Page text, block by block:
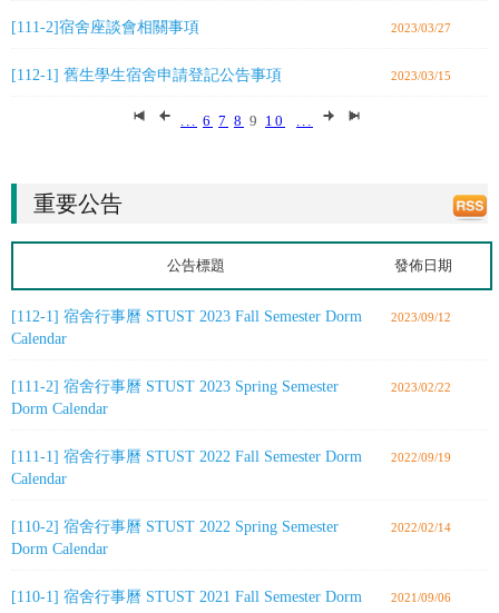
[111-2]宿舍座談會相關事項 2023/03/27
[112-1] 舊生學生宿舍申請登記公告事項 2023/03/15
... 6 7 8 9 10 ...
重要公告
公告標題 發佈日期
[112-1] 宿舍行事曆 STUST 2023 Fall Semester Dorm
Calendar
2023/09/12
[111-2] 宿舍行事曆 STUST 2023 Spring Semester
Dorm Calendar
2023/02/22
[111-1] 宿舍行事曆 STUST 2022 Fall Semester Dorm
Calendar
2022/09/19
[110-2] 宿舍行事曆 STUST 2022 Spring Semester
Dorm Calendar
2022/02/14
[110-1] 宿舍行事曆 STUST 2021 Fall Semester Dorm
2021/09/06